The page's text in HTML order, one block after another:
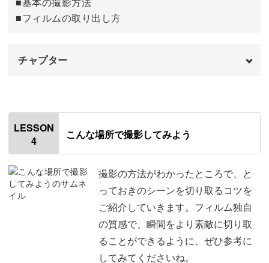
■フィルムの取り出し方
チャプター
はじめに
ISO感度の設定方法
絞りの設定方法 04:13
シャッタースピードの設定方法 06:50
撮影モードの設定方法 08:59
LESSON
4
こんな場所で撮影してみよう
撮影の方法がわかったところで、と
っておきのシーンを切り取るコツを
ご紹介していきます。フィルム独自
の質感で、瞬間をより素敵に切り取
ることができるように、ぜひ参考に
してみてくださいね。